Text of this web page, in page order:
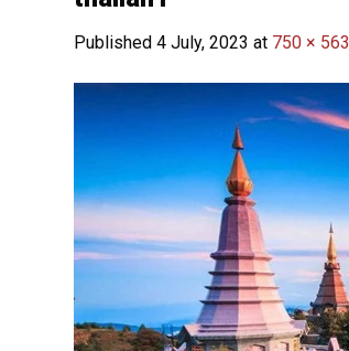
Published 4 July, 2023 at 750 × 563